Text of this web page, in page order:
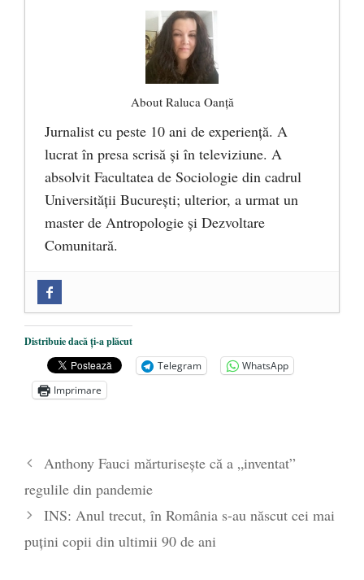
About Raluca Oanță
Jurnalist cu peste 10 ani de experiență. A
lucrat în presa scrisă și în televiziune. A
absolvit Facultatea de Sociologie din cadrul
Universității București; ulterior, a urmat un
master de Antropologie și Dezvoltare
Comunitară.
Mănăstirea „Sfânta Ana” Rohia. Părintele
Nicolae Steinhardt, comemorat la 102 ani
de la naștere - 29 iulie 2024
„Carnea cultivată” în laborator, tot mai
Părintele mărturisitor Constantin
Voicescu, pomenit, duminică, la
Mănăstirea Cernica
Distribuie dacă ți-a plăcut
Telegram
WhatsApp
Imprimare
Anthony Fauci mărturisește că a „inventat”
regulile din pandemie
INS: Anul trecut, în România s-au născut cei mai
puțini copii din ultimii 90 de ani